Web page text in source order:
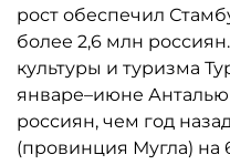
рост обеспечил
более 2,6 млн
культуры и туризма
январе–июне
россиян, чем год
(провинция Мугла) на